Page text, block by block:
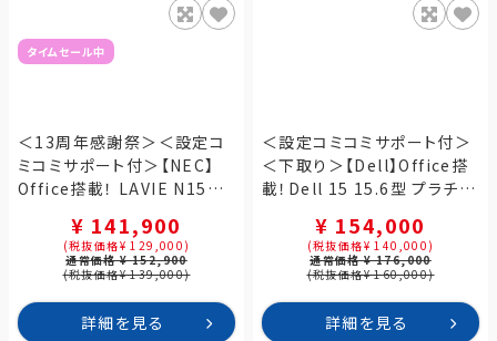
タイムセール中
＜13周年感謝祭＞＜設定コ
ミコミサポート付＞【NEC】
Office搭載！ LAVIE N15
ブラック（PC-N1555GAB2）
¥ 141,900
(税抜価格¥ 129,000)
通常価格 ¥ 152,900
(税抜価格¥ 139,000)
詳細を見る
＜設定コミコミサポート付＞
＜下取り＞【Dell】Office搭
載！Dell 15 15.6型 プラチナ
¥ 154,000
(税抜価格¥ 140,000)
通常価格 ¥ 176,000
(税抜価格¥ 160,000)
詳細を見る